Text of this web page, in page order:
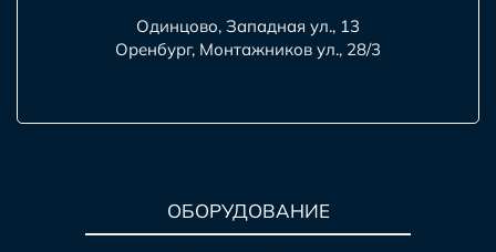
Одинцово, Западная ул., 13
Оренбург, Монтажников ул., 28/3
ОБОРУДОВАНИЕ